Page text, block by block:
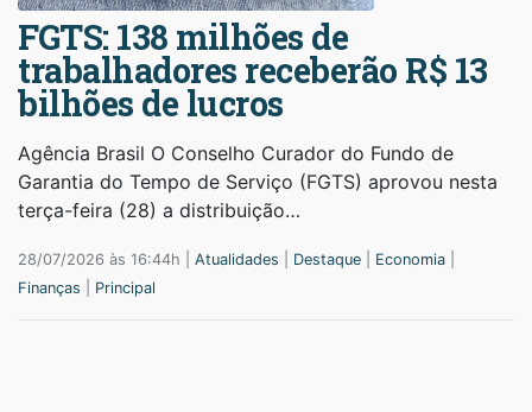
FGTS: 138 milhões de
trabalhadores receberão R$ 13
bilhões de lucros
Agência Brasil O Conselho Curador do Fundo de
Garantia do Tempo de Serviço (FGTS) aprovou nesta
terça-feira (28) a distribuição…
28/07/2026 às 16:44h | Atualidades Destaque Economia
Finanças
Principal